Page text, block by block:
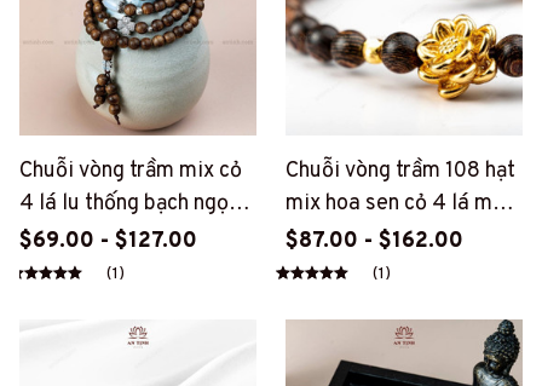
Chuỗi vòng trầm mix cỏ
4 lá lu thống bạch ngọc
(PT119)
$69.00 - $127.00
(1)
Chuỗi vòng trầm 108 hạt
mix hoa sen cỏ 4 lá mạ
vàng cao cấp (PT128)
$87.00 - $162.00
(1)